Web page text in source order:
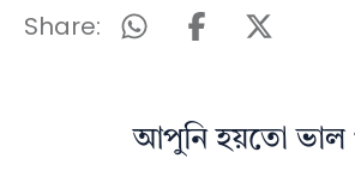
Share:
আপুনি হয়তো ভাল